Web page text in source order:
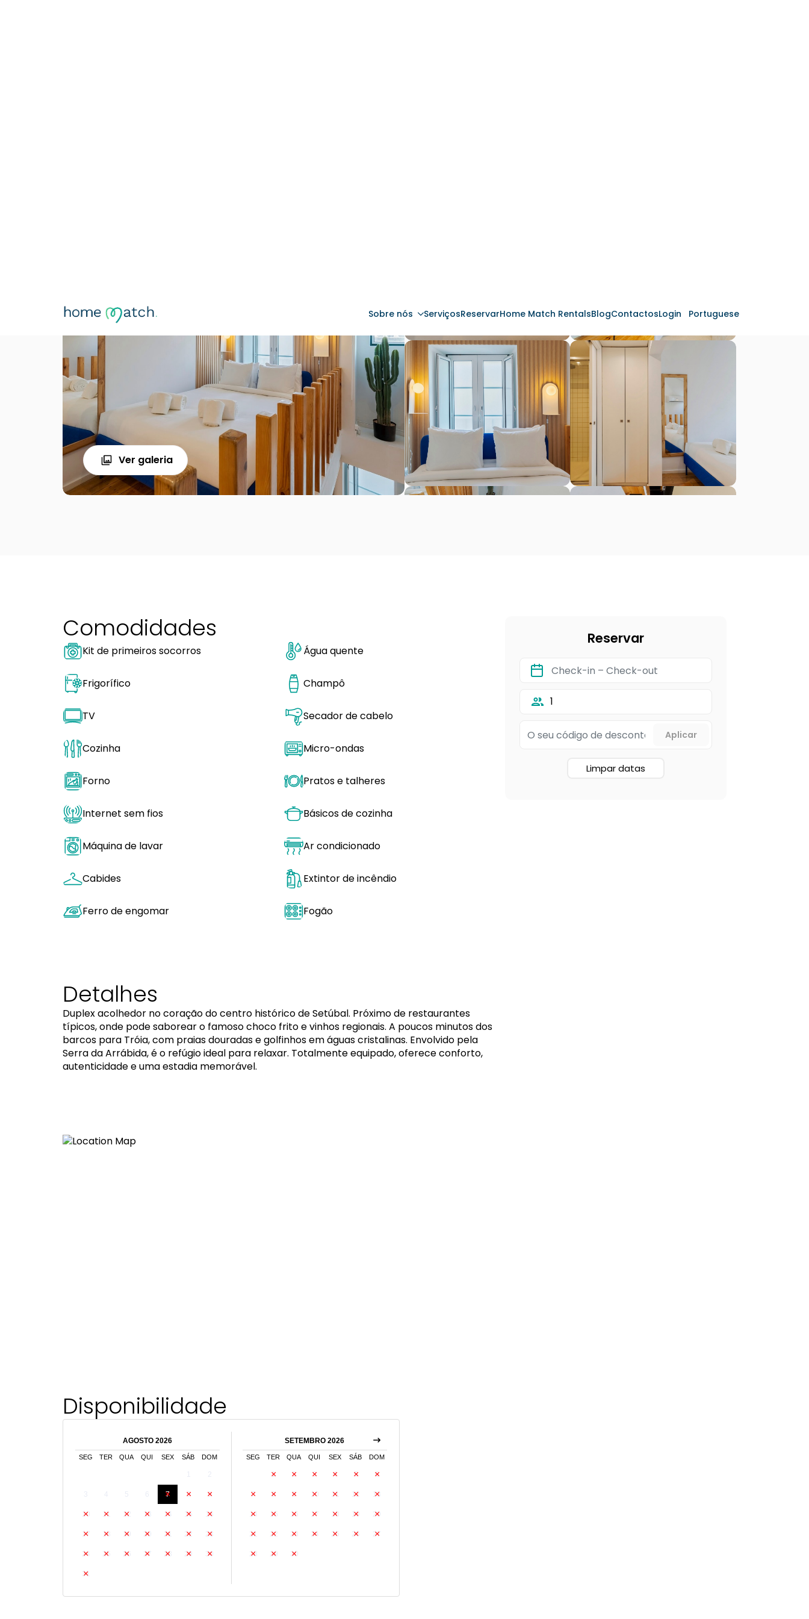
Ver galeria
Comodidades
Kit de primeiros socorros Água quente
Frigorífico Champô
TV Secador de cabelo
Cozinha Micro-ondas
Forno Pratos e talheres
Internet sem fios Básicos de cozinha
Máquina de lavar Ar condicionado
Cabides Extintor de incêndio
Ferro de engomar Fogão
Detalhes
Duplex acolhedor no coração do centro histórico de Setúbal. Próximo de restaurantes
típicos, onde pode saborear o famoso choco frito e vinhos regionais. A poucos minutos dos
barcos para Tróia, com praias douradas e golfinhos em águas cristalinas. Envolvido pela
Serra da Arrábida, é o refúgio ideal para relaxar. Totalmente equipado, oferece conforto,
autenticidade e uma estadia memorável.
Disponibilidade
AGOSTO 2026
SEG TER QUA QUI SEX SÁB DOM
7 8 9
10 11 12 13 14 15 16
17 18 19 20 21 22 23
24 25 26 27 28 29 30
31
SETEMBRO 2026
SEG TER QUA QUI SEX SÁB DOM
1 2 3 4 5 6
7 8 9 10 11 12 13
14 15 16 17 18 19 20
21 22 23 24 25 26 27
28 29 30
Reservar
1
Limpar datas